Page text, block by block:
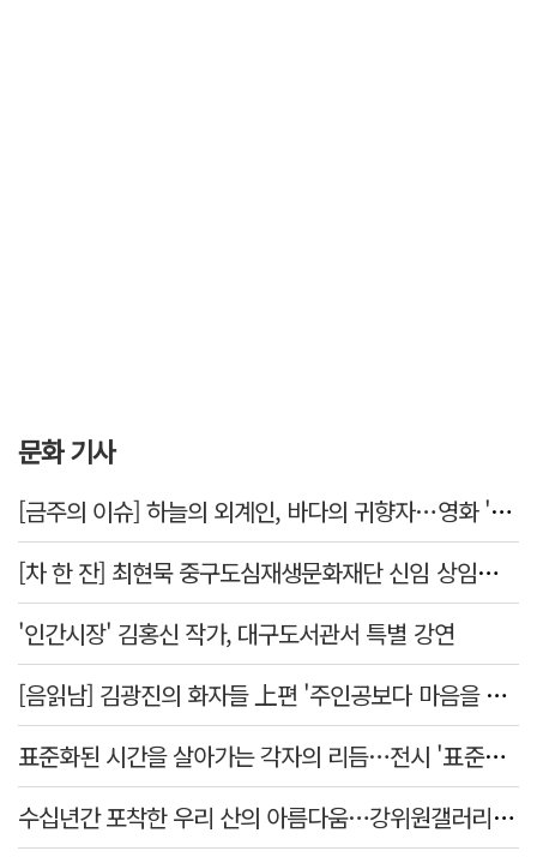
문화 기사
[금주의 이슈] 하늘의 외계인, 바다의 귀향자…영화 '호프'와 '오디세이'
[차 한 잔] 최현묵 중구도심재생문화재단 신임 상임이사 "서문시장·경상감영 등 지역 자원 활용…문화의 일상화"
'인간시장' 김홍신 작가, 대구도서관서 특별 강연
[음읽남] 김광진의 화자들 上편 '주인공보다 마음을 쓴 사람'
표준화된 시간을 살아가는 각자의 리듬…전시 '표준시차'
수십년간 포착한 우리 산의 아름다움…강위원갤러리 '팔공·지리展' 개최